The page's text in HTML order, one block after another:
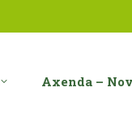
Axenda –